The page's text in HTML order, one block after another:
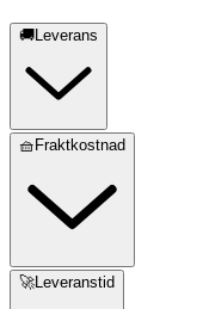
🚚Leverans
🧺Fraktkostnad
🚀Leveranstid